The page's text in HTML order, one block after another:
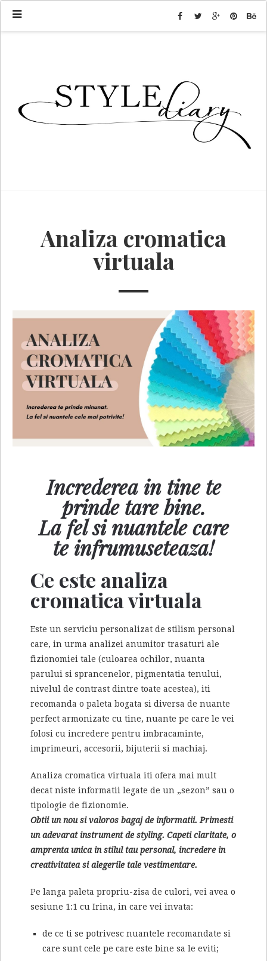
Analiza cromatica
virtuala
Increderea in tine te
prinde tare bine.
La fel si nuantele care
te infrumuseteaza!
Ce este analiza
cromatica virtuala
Este un serviciu personalizat de stilism personal
care, in urma analizei anumitor trasaturi ale
fizionomiei tale (culoarea ochilor, nuanta
parului si sprancenelor, pigmentatia tenului,
nivelul de contrast dintre toate acestea), iti
recomanda o paleta bogata si diversa de nuante
perfect armonizate cu tine, nuante pe care le vei
folosi cu incredere pentru imbracaminte,
imprimeuri, accesorii, bijuterii si machiaj.
Analiza cromatica virtuala iti ofera mai mult
decat niste informatii legate de un „sezon” sau o
tipologie de fizionomie.
Obtii un nou si valoros bagaj de informatii. Primesti
un adevarat instrument de styling. Capeti claritate, o
amprenta unica in stilul tau personal, incredere in
creativitatea si alegerile tale vestimentare.
Pe langa paleta propriu-zisa de culori, vei avea o
sesiune 1:1 cu Irina, in care vei invata:
de ce ti se potrivesc nuantele recomandate si
care sunt cele pe care este bine sa le eviti;